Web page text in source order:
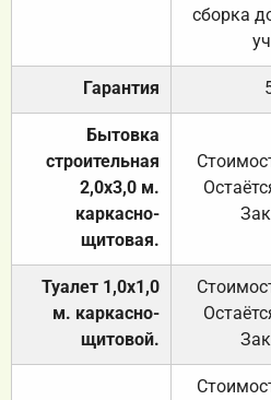
сборка
Гарантия
Бытовка
строительная
2,0х3,0 м.
каркасно-
щитовая.
Туалет 1,0х1,0
м. каркасно-
щитовой.